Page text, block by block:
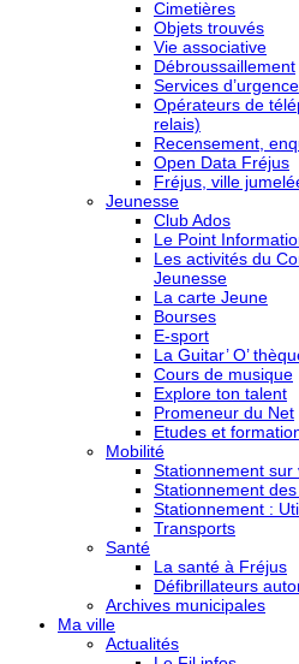
Cimetières
Objets trouvés
Vie associative
Débroussaillement
Services d’urgence
Opérateurs de
relais)
Recensement,
Open Data Fréjus
Fréjus, ville
Jeunesse
Club Ados
Le Point
Les activités du
Jeunesse
La carte Jeune
Bourses
E-sport
La Guitar’ O’
Cours de musique
Explore ton talent
Promeneur du Net
Etudes et
Mobilité
Stationnement sur
Stationnement
Stationnement :
Transports
Santé
La santé à Fréjus
Défibrillateurs
Archives municipales
Ma ville
Actualités